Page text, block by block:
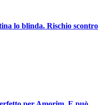
lo blinda. Rischio scontro